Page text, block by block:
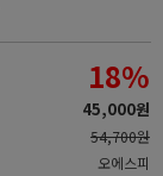
18%
45,000원
54,700원
오에스피